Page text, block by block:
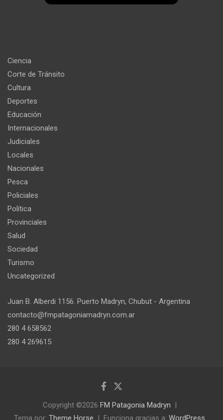
Ciencia
Corte de Tránsito
Cultura
Deportes
Educación
Internacionales
Judiciales
Locales
Nacionales
Pesca
Policiales
Política
Provinciales
Salud
Sociedad
Turismo
Uncategorized
Juan B. Alberdi 1156. Puerto Madryn, Chubut - Argentina
contacto@fmpatagoniamadryn.com.ar
280 4 658562
280 4 269615
Copyright ©2026 FM Patagonia Madryn
Tema por: Theme Horse Funciona gracias a: WordPress